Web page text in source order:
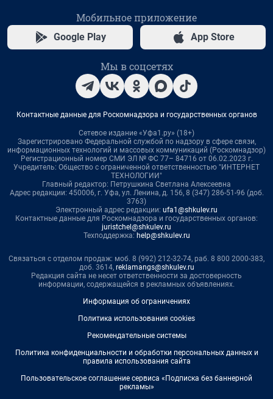
Мобильное приложение
Google Play App Store
Мы в соцсетях
Контактные данные для Роскомнадзора и государственных органов
Сетевое издание «Уфа1.ру» (18+)
Зарегистрировано Федеральной службой по надзору в сфере связи,
информационных технологий и массовых коммуникаций (Роскомнадзор)
Регистрационный номер СМИ ЭЛ № ФС 77– 84716 от 06.02.2023 г.
Учредитель: Общество с ограниченной ответственностью "ИНТЕРНЕТ
ТЕХНОЛОГИИ"
Главный редактор: Петрушкина Светлана Алексеевна
Адрес редакции: 450006, г. Уфа, ул. Ленина, д. 156, 8 (347) 286-51-96 (доб.
3763)
Электронный адрес редакции: ufa1@shkulev.ru
Контактные данные для Роскомнадзора и государственных органов:
juristchel@shkulev.ru
Техподдержка: help@shkulev.ru
Связаться с отделом продаж: моб. 8 (992) 212-32-74, раб. 8 800 2000-383,
доб. 3614, reklamangs@shkulev.ru
Редакция сайта не несет ответственности за достоверность
информации, содержащейся в рекламных объявлениях.
Информация об ограничениях
Политика использования cookies
Рекомендательные системы
Политика конфиденциальности и обработки персональных данных и
правила использования сайта
Пользовательское соглашение сервиса «Подписка без баннерной
рекламы»